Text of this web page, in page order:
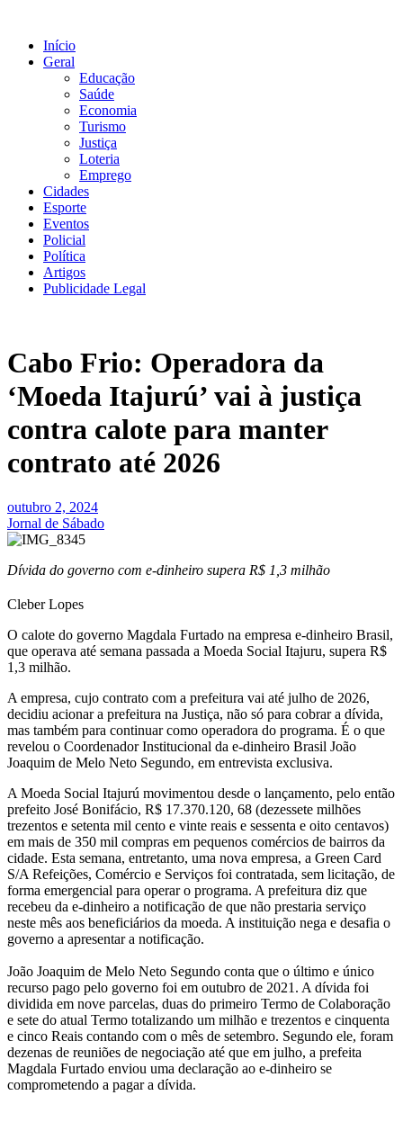
conteúdo
Início
Geral
Educação
Saúde
Economia
Turismo
Justiça
Loteria
Emprego
Cidades
Esporte
Eventos
Policial
Política
Artigos
Publicidade Legal
Cabo Frio: Operadora da
‘Moeda Itajurú’ vai à justiça
contra calote para manter
contrato até 2026
outubro 2, 2024
Jornal de Sábado
Dívida do governo com e-dinheiro supera R$ 1,3 milhão
Cleber Lopes
O calote do governo Magdala Furtado na empresa e-dinheiro Brasil,
que operava até semana passada a Moeda Social Itajuru, supera R$
1,3 milhão.
A empresa, cujo contrato com a prefeitura vai até julho de 2026,
decidiu acionar a prefeitura na Justiça, não só para cobrar a dívida,
mas também para continuar como operadora do programa. É o que
revelou o Coordenador Institucional da e-dinheiro Brasil João
Joaquim de Melo Neto Segundo, em entrevista exclusiva.
A Moeda Social Itajurú movimentou desde o lançamento, pelo então
prefeito José Bonifácio, R$ 17.370.120, 68 (dezessete milhões
trezentos e setenta mil cento e vinte reais e sessenta e oito centavos)
em mais de 350 mil compras em pequenos comércios de bairros da
cidade. Esta semana, entretanto, uma nova empresa, a Green Card
S/A Refeições, Comércio e Serviços foi contratada, sem licitação, de
forma emergencial para operar o programa. A prefeitura diz que
recebeu da e-dinheiro a notificação de que não prestaria serviço
neste mês aos beneficiários da moeda. A instituição nega e desafia o
governo a apresentar a notificação.
João Joaquim de Melo Neto Segundo conta que o último e único
recurso pago pelo governo foi em outubro de 2021. A dívida foi
dividida em nove parcelas, duas do primeiro Termo de Colaboração
e sete do atual Termo totalizando um milhão e trezentos e cinquenta
e cinco Reais contando com o mês de setembro. Segundo ele, foram
dezenas de reuniões de negociação até que em julho, a prefeita
Magdala Furtado enviou uma declaração ao e-dinheiro se
comprometendo a pagar a dívida.